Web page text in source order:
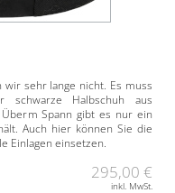
sehr lange nicht. Es muss
schwarze Halbschuh aus
Spann gibt es nur ein
Auch hier können Sie die
Einlagen einsetzen.
295,00 €
inkl. MwSt.